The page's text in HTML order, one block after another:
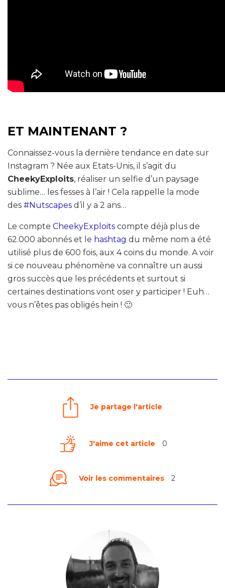
ET MAINTENANT ?
Connaissez-vous la dernière tendance en date sur
Instagram ? Née aux Etats-Unis, il s’agit du
CheekyExploits, réaliser un selfie d’un paysage
sublime… les fesses à l’air ! Cela rappelle la mode
des #Nutscapes d’il y a 2 ans…
Le compte CheekyExploits compte déjà plus de
62.000 abonnés et le hashtag du même nom a été
utilisé plus de 600 fois, aux 4 coins du monde. A voir
si ce nouveau phénomène va connaître un aussi
gros succès que les précédents et surtout si
certaines destinations vont oser y participer ! Euh…
vous n’êtes pas obligés hein ! 🙂
Je partage l'article
J'aime cet article 0
Voir les commentaires 2